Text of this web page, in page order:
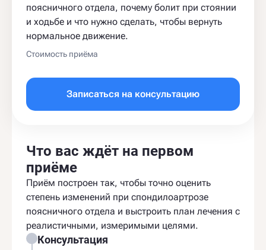
поясничного отдела, почему болит при стоянии
и ходьбе и что нужно сделать, чтобы вернуть
нормальное движение.
Стоимость приёма
Записаться на консультацию
Что вас ждёт на первом
приёме
Приём построен так, чтобы точно оценить
степень изменений при спондилоартрозе
поясничного отдела и выстроить план лечения с
реалистичными, измеримыми целями.
Консультация